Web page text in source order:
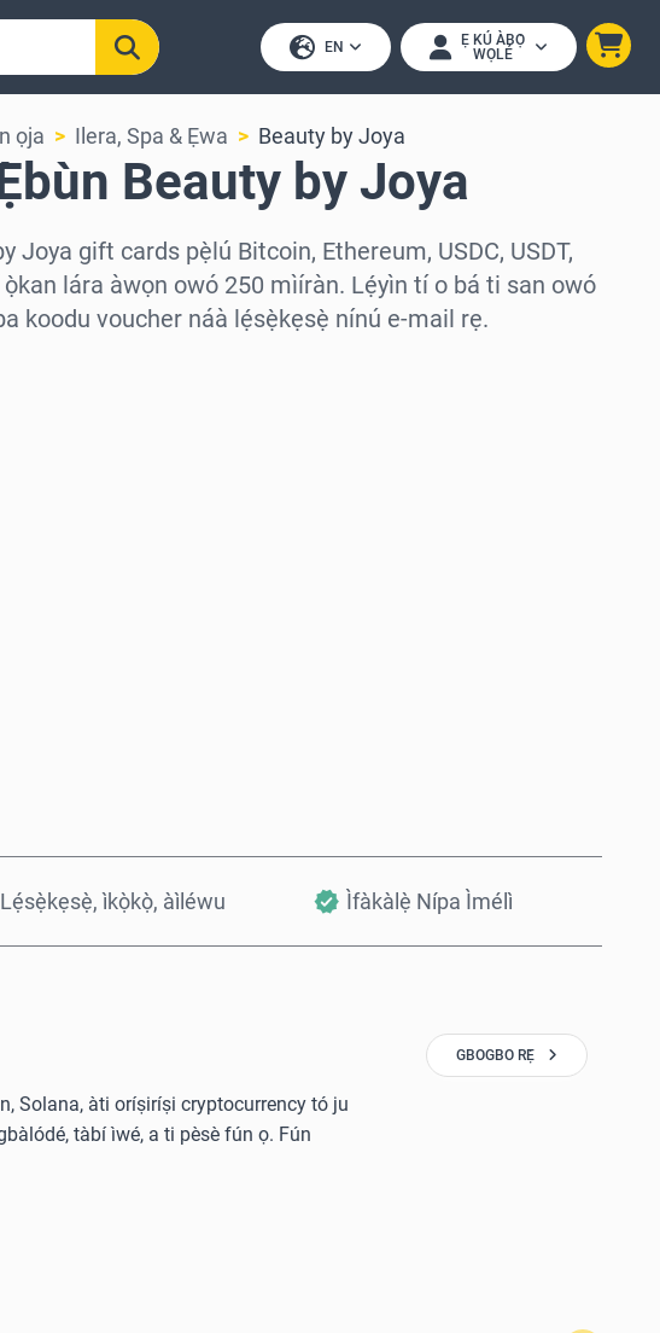
EN
Ẹ KÚ ÀBỌ̀
WỌLÉ
ọja Ilera, Spa & Ẹwa Beauty by Joya
Beauty by Joya
Joya gift cards pẹ̀lú Bitcoin, Ethereum, USDC, USDT,
lára àwọn owó 250 mìíràn. Lẹ́yìn tí o bá ti san owó
koodu voucher náà lẹ́sẹ̀kẹsẹ̀ nínú e-mail rẹ.
Lẹ́sẹ̀kẹsẹ̀, ìkọ̀kọ̀, àìléwu Ìfàkàlẹ̀ Nípa Ìmélì
Solana, àti oríṣiríṣi cryptocurrency tó ju
tàbí ìwé, a ti pèsè fún ọ. Fún
GBOGBO RẸ̀